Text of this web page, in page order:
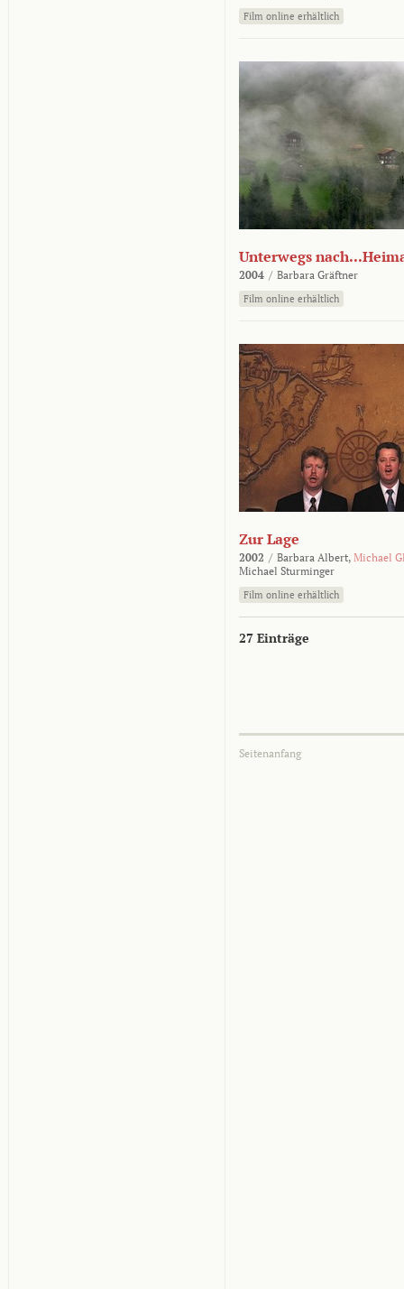
Film online erhältlich
Unterwegs
2004 / Barbara Gräftner
Film online erhältlich
Zur Lage
2002 / Barbara Albert, Michael
Michael Sturminger
Film online erhältlich
27 Einträge
Seitenanfang